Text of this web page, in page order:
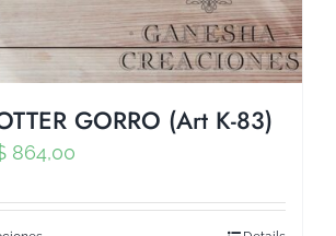
GORRO (Art K-83)
864,00